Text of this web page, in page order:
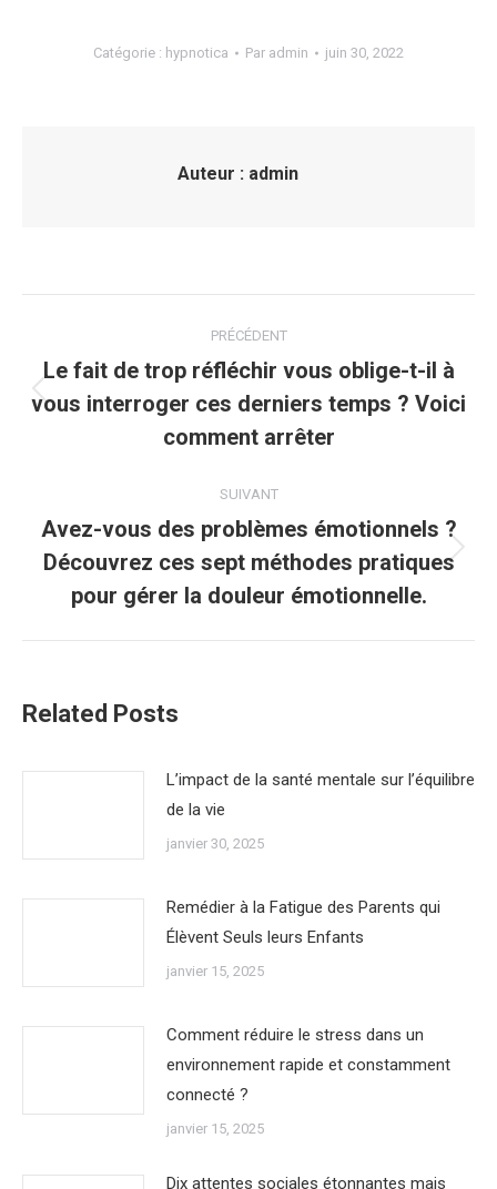
Catégorie : hypnotica Par admin juin 30, 2022
Auteur : admin
PRÉCÉDENT
Article
précédent
Le fait de trop réfléchir vous oblige-t-il à
vous interroger ces derniers temps ? Voici
comment arrêter
SUIVANT
Article
suivant
Avez-vous des problèmes émotionnels ?
Découvrez ces sept méthodes pratiques
pour gérer la douleur émotionnelle.
Related Posts
L’impact de la santé mentale sur l’équilibre
de la vie
janvier 30, 2025
Remédier à la Fatigue des Parents qui
Élèvent Seuls leurs Enfants
janvier 15, 2025
Comment réduire le stress dans un
environnement rapide et constamment
connecté ?
janvier 15, 2025
Dix attentes sociales étonnantes mais